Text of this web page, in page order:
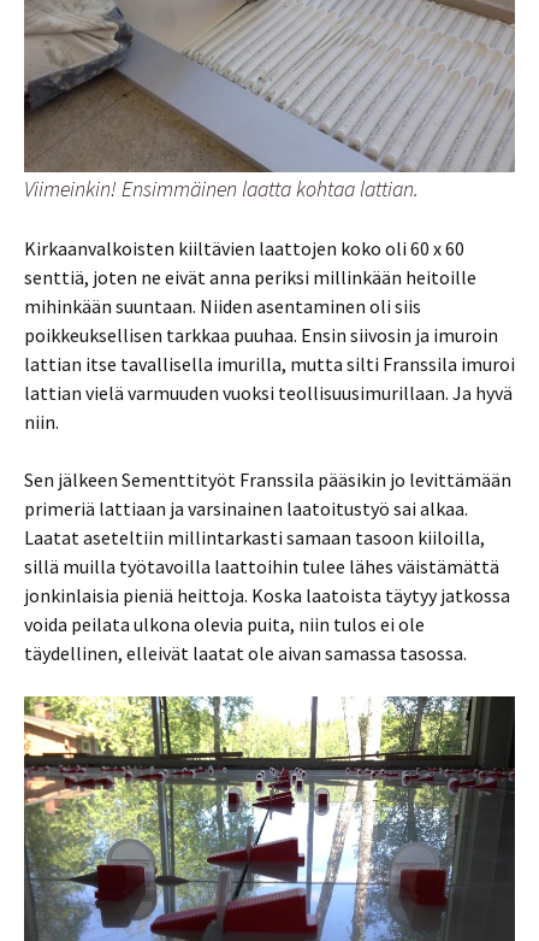
Viimeinkin! Ensimmäinen laatta kohtaa lattian.
Kirkaanvalkoisten kiiltävien laattojen koko oli 60 x 60
senttiä, joten ne eivät anna periksi millinkään heitoille
mihinkään suuntaan. Niiden asentaminen oli siis
poikkeuksellisen tarkkaa puuhaa. Ensin siivosin ja imuroin
lattian itse tavallisella imurilla, mutta silti Franssila imuroi
lattian vielä varmuuden vuoksi teollisuusimurillaan. Ja hyvä
niin.
Sen jälkeen Sementtityöt Franssila pääsikin jo levittämään
primeriä lattiaan ja varsinainen laatoitustyö sai alkaa.
Laatat aseteltiin millintarkasti samaan tasoon kiiloilla,
sillä muilla työtavoilla laattoihin tulee lähes väistämättä
jonkinlaisia pieniä heittoja. Koska laatoista täytyy jatkossa
voida peilata ulkona olevia puita, niin tulos ei ole
täydellinen, elleivät laatat ole aivan samassa tasossa.